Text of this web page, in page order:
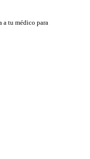
a tu médico para